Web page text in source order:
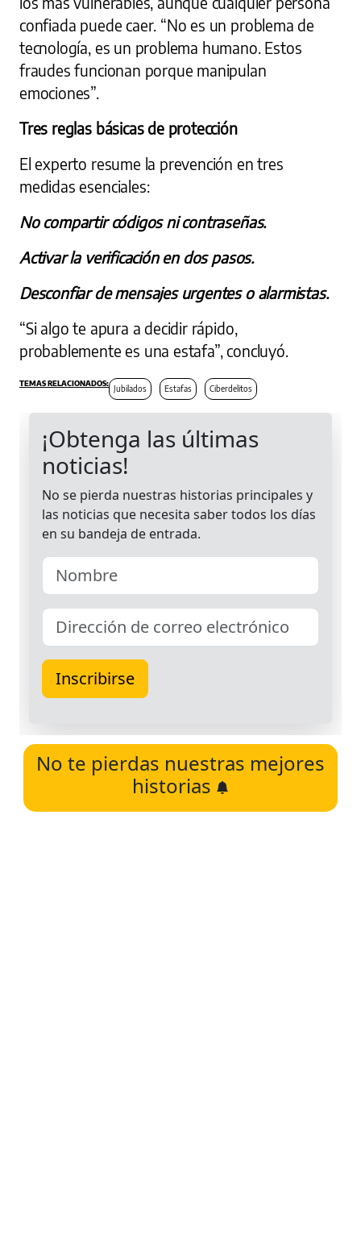
confiada puede caer. “No es un problema de
tecnología, es un problema humano. Estos
fraudes funcionan porque manipulan
emociones”.
Tres reglas básicas de protección
El experto resume la prevención en tres
medidas esenciales:
No compartir códigos ni contraseñas.
Activar la verificación en dos pasos.
Desconfiar de mensajes urgentes o alarmistas.
“Si algo te apura a decidir rápido,
probablemente es una estafa”, concluyó.
Jubilados Estafas Ciberdelitos
No te pierdas nuestras mejores
historias